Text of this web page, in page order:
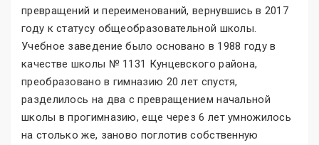
превращений и переименований, вернувшись в 2017
году к статусу общеобразовательной школы.
Учебное заведение было основано в 1988 году в
качестве школы № 1131 Кунцевского района,
преобразовано в гимназию 20 лет спустя,
разделилось на два с превращением начальной
школы в прогимназию, еще через 6 лет умножилось
на столько же, заново поглотив собственную